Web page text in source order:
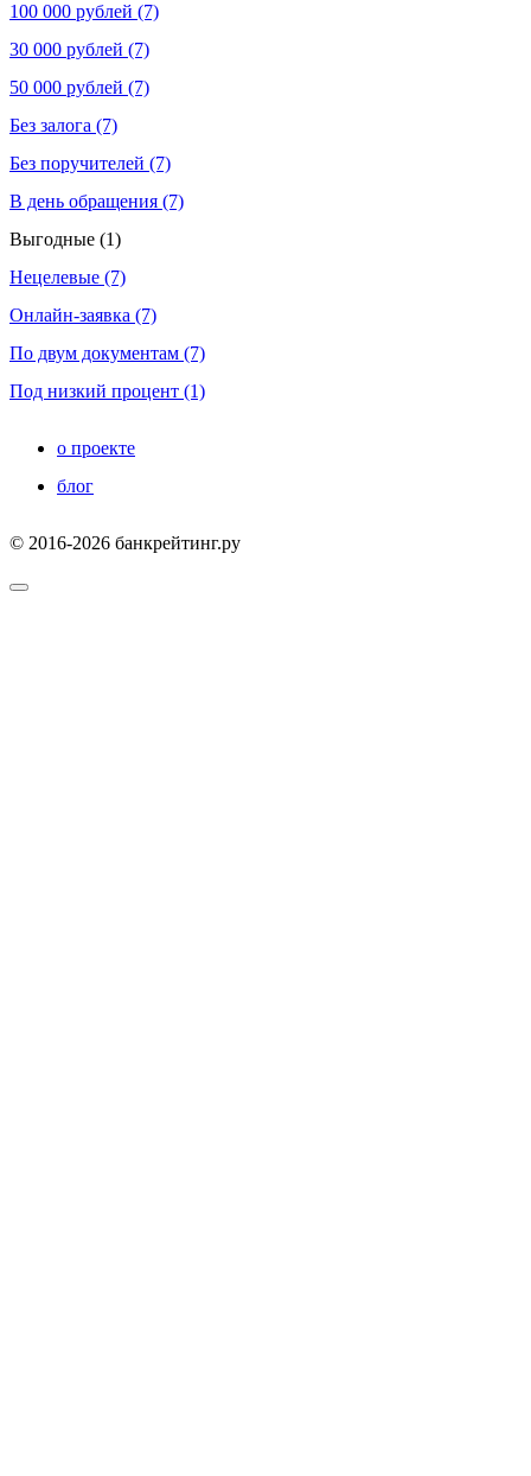
100 000 рублей (7)
30 000 рублей (7)
50 000 рублей (7)
Без залога (7)
Без поручителей (7)
В день обращения (7)
Выгодные (1)
Нецелевые (7)
Онлайн-заявка (7)
По двум документам (7)
Под низкий процент (1)
о проекте
блог
© 2016-2026 банкрейтинг.ру